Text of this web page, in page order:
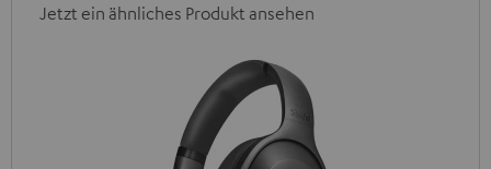
Jetzt ein ähnliches Produkt ansehen